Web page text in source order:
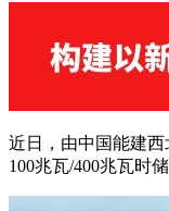
近日，由中国能建
100兆瓦/400兆瓦时